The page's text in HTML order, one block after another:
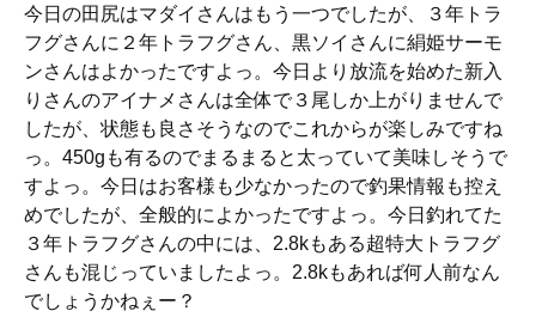
今日の田尻はマダイさんはもう一つでしたが、３年トラ
フグさんに２年トラフグさん、黒ソイさんに絹姫サーモ
ンさんはよかったですよっ。今日より放流を始めた新入
りさんのアイナメさんは全体で３尾しか上がりませんで
したが、状態も良さそうなのでこれからが楽しみですね
っ。450gも有るのでまるまると太っていて美味しそうで
すよっ。今日はお客様も少なかったので釣果情報も控え
めでしたが、全般的によかったですよっ。今日釣れてた
３年トラフグさんの中には、2.8kもある超特大トラフグ
さんも混じっていましたよっ。2.8kもあれば何人前なん
でしょうかねぇー？